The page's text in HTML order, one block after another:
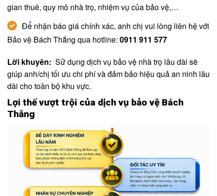
gian thuê, quy mô nhà trọ, nhiệm vụ của bảo vệ,…
Để nhận báo giá chính xác, anh chị vui lòng liên hệ với
Bảo vệ Bách Thắng qua hotline: 0911 911 577
Lời khuyên: Sử dụng dịch vụ bảo vệ nhà trọ lâu dài sẽ
giúp anh/chị tối ưu chi phí và đảm bảo hiệu quả an ninh lâu
dài cho toàn bộ khu vực.
Lợi thế vượt trội của dịch vụ bảo vệ Bách
Thắng